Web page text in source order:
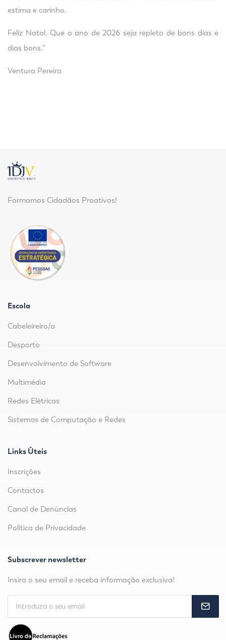
estima e carinho.
Feliz Natal. Que o ano de 2026 seja repleto de bons dias e
dias bons.”
Ventura Pereira
Formamos Cidadãos Proativos!
Escola
Cabeleireiro/a
Desporto
Desenvolvimento de Software
Multimédia
Redes Elétricas
Sistemas de Computação e Redes
Links Úteis
Inscrições
Contactos
Canal de Denúncias
Política de Privacidade
Subscrever newsletter
Insira o seu email e receba informação exclusiva!